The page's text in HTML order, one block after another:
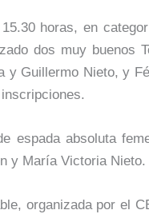
horas, en
dos muy buenos
y Guillermo Nieto, y
espada absoluta
y María Victoria Nieto.
organizada por el